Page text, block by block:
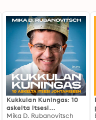
Kukkulan Kuningas: 10
askelta itsesi
johtamiseen
Mika D. Rubanovitsch